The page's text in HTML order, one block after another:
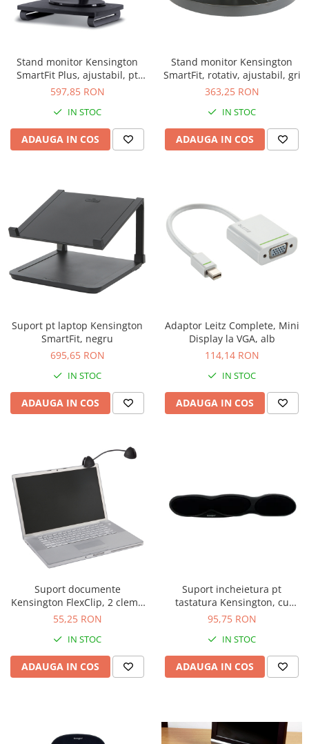
Stand monitor Kensington
SmartFit Plus, ajustabil, pt
24", negru
597,85 RON
IN STOC
ADAUGA IN COS
Stand monitor Kensington
SmartFit, rotativ, ajustabil, gri
363,25 RON
IN STOC
ADAUGA IN COS
Suport pt laptop Kensington
SmartFit, negru
695,65 RON
IN STOC
ADAUGA IN COS
Adaptor Leitz Complete, Mini
Display la VGA, alb
114,14 RON
IN STOC
ADAUGA IN COS
Suport documente
Kensington FlexClip, 2 cleme
de prindere, negru
55,25 RON
IN STOC
ADAUGA IN COS
Suport incheietura pt
tastatura Kensington, cu
spuma, negru
95,75 RON
IN STOC
ADAUGA IN COS